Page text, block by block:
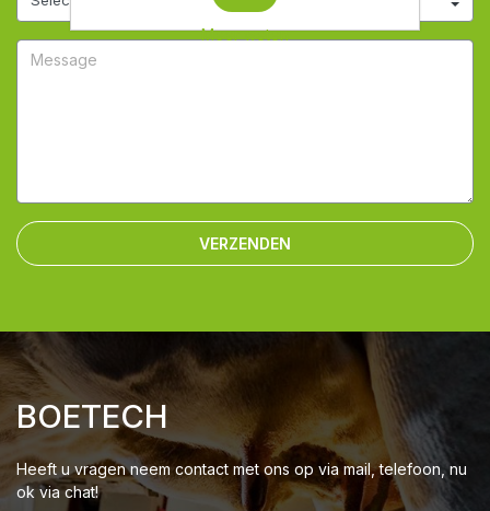
VERZENDEN
BOETECH
Heeft u vragen neem contact met ons op via mail, telefoon, nu
ok via chat!
Meer weten